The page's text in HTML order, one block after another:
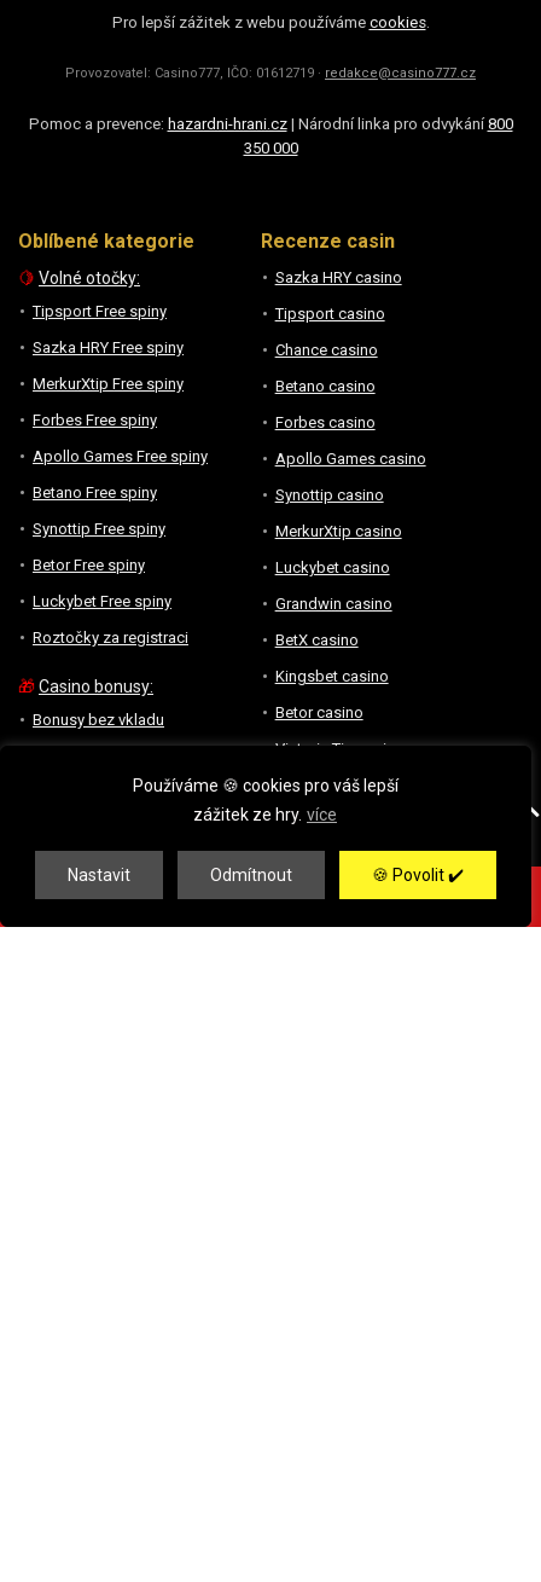
Používáme 🍪 cookies pro váš lepší
zážitek ze hry. více
Nastavit Odmítnout 🍪 Povolit ✔️
Oblíbené kategorie
🍋 Volné otočky:
Tipsport Free spiny
Sazka HRY Free spiny
MerkurXtip Free spiny
Forbes Free spiny
Apollo Games Free spiny
Betano Free spiny
Synottip Free spiny
Betor Free spiny
Luckybet Free spiny
Roztočky za registraci
🎁Casino bonusy:
Bonusy bez vkladu
Bonusy za vklad
Casino BONUSOMAT
Bonusové MISE
Recenze casin
Sazka HRY casino
Tipsport casino
Chance casino
Betano casino
Forbes casino
Apollo Games casino
Synottip casino
MerkurXtip casino
Luckybet casino
Grandwin casino
BetX casino
Kingsbet casino
Betor casino
Victoria Tip casino
Magic Planet casino
Maxa casino
Vegas casino
Pro lepší zážitek z webu používáme cookies.
Provozovatel: Casino777, IČO: 01612719 · redakce@casino777.cz
Pomoc a prevence: hazardni-hrani.cz| Národní linka pro odvykání800
350 000
👉 666 Spinů ZDARMA ✅ Kód: "casino777" ➤➤